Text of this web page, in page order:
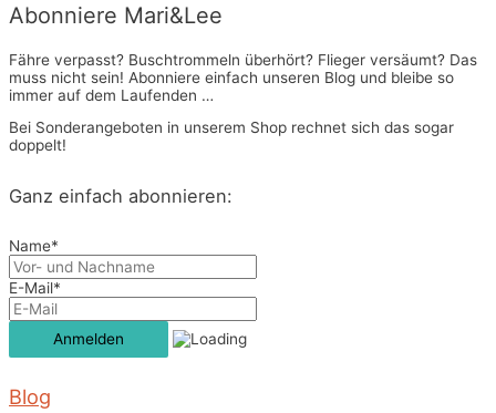
Abonniere Mari&Lee
Fähre verpasst? Buschtrommeln überhört? Flieger versäumt? Das
muss nicht sein! Abonniere einfach unseren Blog und bleibe so
immer auf dem Laufenden …
Bei Sonderangeboten in unserem Shop rechnet sich das sogar
doppelt!
Ganz einfach abonnieren:
Name*
E-Mail*
Blog